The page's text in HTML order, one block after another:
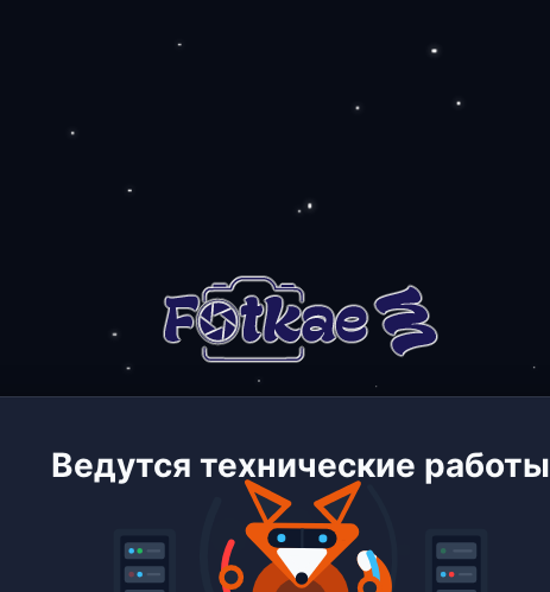
Ведутся технические работы